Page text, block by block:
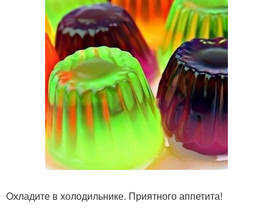
Охладите в холодильнике. Приятного аппетита!